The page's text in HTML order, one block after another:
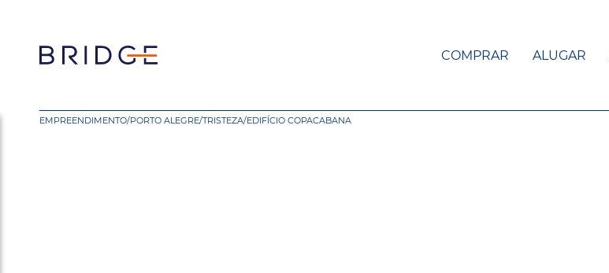
COMPRAR ALUGAR
EMPREENDIMENTO/PORTO ALEGRE/TRISTEZA/EDIFÍCIO COPACABANA